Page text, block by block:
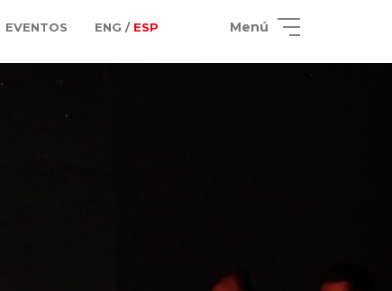
EVENTOS ENG / ESP Menú